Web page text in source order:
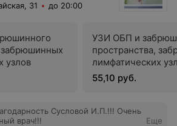
31 до 20:00
забрюшинных
узлов
УЗИ ОБП и
пространства,
лимфатических
определением
желчного пузыря)
55,10 руб.
Сусловой И.П.!!! Очень
врач!!!
Еще